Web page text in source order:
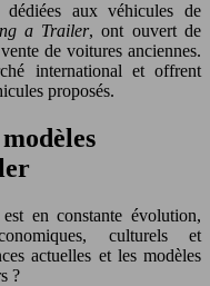
dédiées aux véhicules de
a Trailer, ont ouvert de
de voitures anciennes.
international et offrent
proposés.
en constante évolution,
culturels et
actuelles et les modèles
?